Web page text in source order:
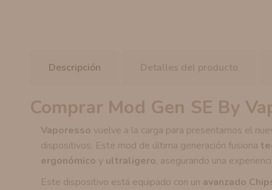
Descripción Detalles del producto
Comprar Mod Gen SE By
Vaporesso vuelve a la carga para presentarnos el
dispositivos. Este mod de última generación fusiona
ergonómico y ultraligero, asegurando una
Este dispositivo está equipado con un avanzado